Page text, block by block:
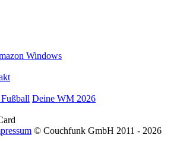
Windows
Deine WM 2026
© Couchfunk GmbH 2011 - 2026